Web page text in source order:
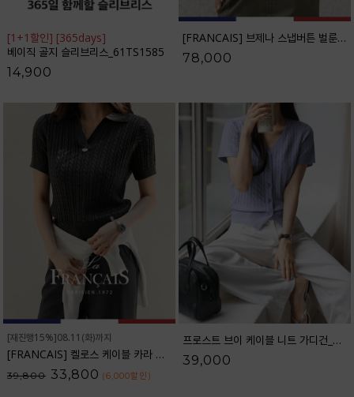
[1+1할인] [365days]
베이직 골지 슬리브리스_61TS1585
14,900
[FRANCAIS] 브제나 스냅버튼 벌룬 와이드 팬츠_F6H516PT
78,000
[재진행15%]08.11(화)까지
[FRANCAIS] 켈로스 케이블 카라 니트_F6S256KN
39,800 33,800 (6,000할인 )
프로스트 브이 케이블 니트 가디건_61CA1478
39,000